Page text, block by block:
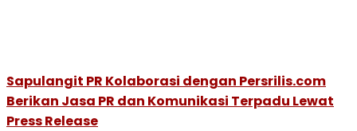
Sapulangit PR Kolaborasi dengan Persrilis.com
Berikan Jasa PR dan Komunikasi Terpadu Lewat
Press Release